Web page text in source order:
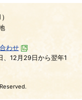
わせ
、12月29日から翌年1